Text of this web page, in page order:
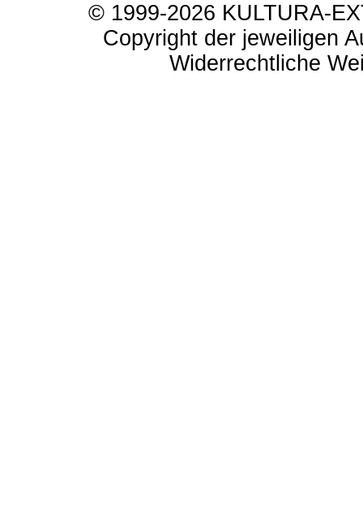
© 1999-2026 KULTURA-
Copyright der jeweiligen
Widerrechtliche